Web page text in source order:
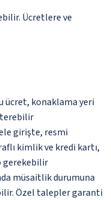
Ücretlere ve
ücret, konaklama yeri
girişte, resmi
kimlik ve kredi kartı,
gerekebilir
müsaitlik durumuna
Özel talepler garanti